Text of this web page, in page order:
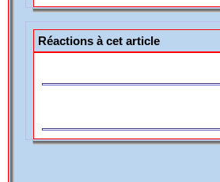
Réactions à cet article